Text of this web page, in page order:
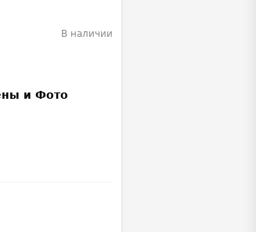
В наличии